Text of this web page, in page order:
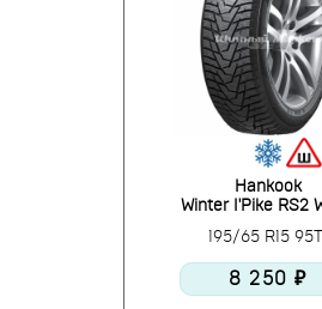
Hankook
Winter I'Pike RS2
195/65 R15 95T
8 250 ₽